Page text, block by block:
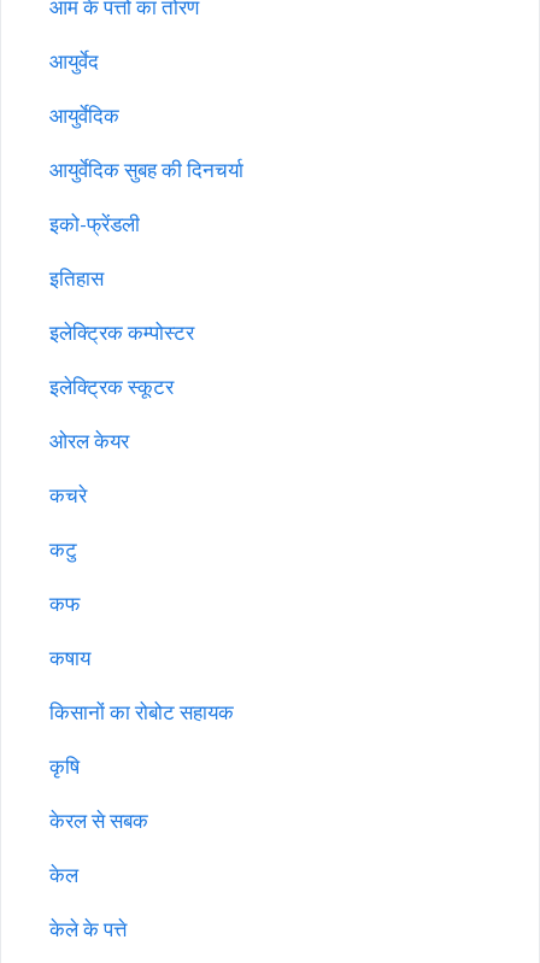
आम के पत्तों का तोरण
आयुर्वेद
आयुर्वेदिक
आयुर्वेदिक सुबह की दिनचर्या
इको-फ्रेंडली
इतिहास
इलेक्ट्रिक कम्पोस्टर
इलेक्ट्रिक स्कूटर
ओरल केयर
कचरे
कटु
कफ
कषाय
किसानों का रोबोट सहायक
कृषि
केरल से सबक
केल
केले के पत्ते